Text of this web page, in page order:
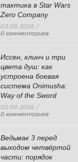
тактика в Star Wars
Zero Company
03.08.2026 /
0 комментариев
Иссен, клинч и три
цвета душ: как
устроена боевая
система Onimusha:
Way of the Sword
02.08.2026 /
0 комментариев
Ведьмак 3 перед
выходом четвёртой
части: порядок